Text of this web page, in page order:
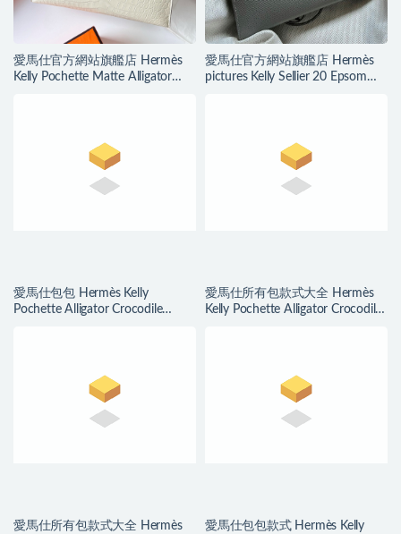
愛馬仕官方網站旗艦店 Hermès
Kelly Pochette Matte Alligator
愛馬仕官方網站旗艦店 Hermès
pictures Kelly Sellier 20 Epsom
愛馬仕包包 Hermès Kelly
Pochette Alligator Crocodile
愛馬仕所有包款式大全 Hermès
Kelly Pochette Alligator Crocodile
愛馬仕所有包款式大全 Hermès
愛馬仕包包款式 Hermès Kelly